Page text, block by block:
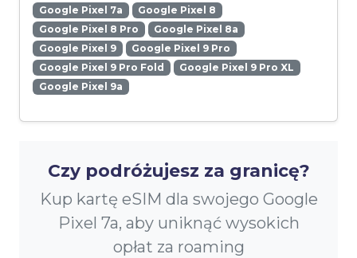
Google Pixel 7a
Google Pixel 8
Google Pixel 8 Pro
Google Pixel 8a
Google Pixel 9
Google Pixel 9 Pro
Google Pixel 9 Pro Fold
Google Pixel 9 Pro XL
Google Pixel 9a
Czy podróżujesz za granicę?
Kup kartę eSIM dla swojego Google
Pixel 7a, aby uniknąć wysokich
opłat za roaming